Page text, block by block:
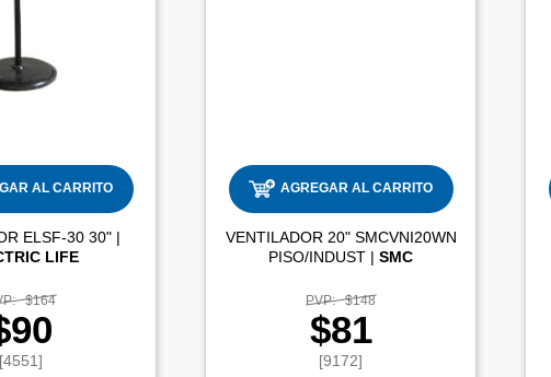
AL CARRITO
VENTILADOR ELSF-30 30" |
LIFE
$164
[4551]
AGREGAR AL CARRITO
VENTILADOR 20" SMCVNI20WN
PISO/INDUST |SMC
PVP: $148
$81
[9172]